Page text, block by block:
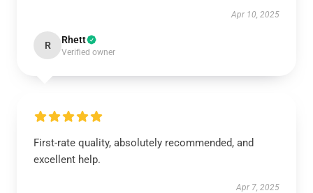
Apr 10, 2025
R Rhett
Verified owner
First-rate quality, absolutely recommended, and
excellent help.
Apr 7, 2025